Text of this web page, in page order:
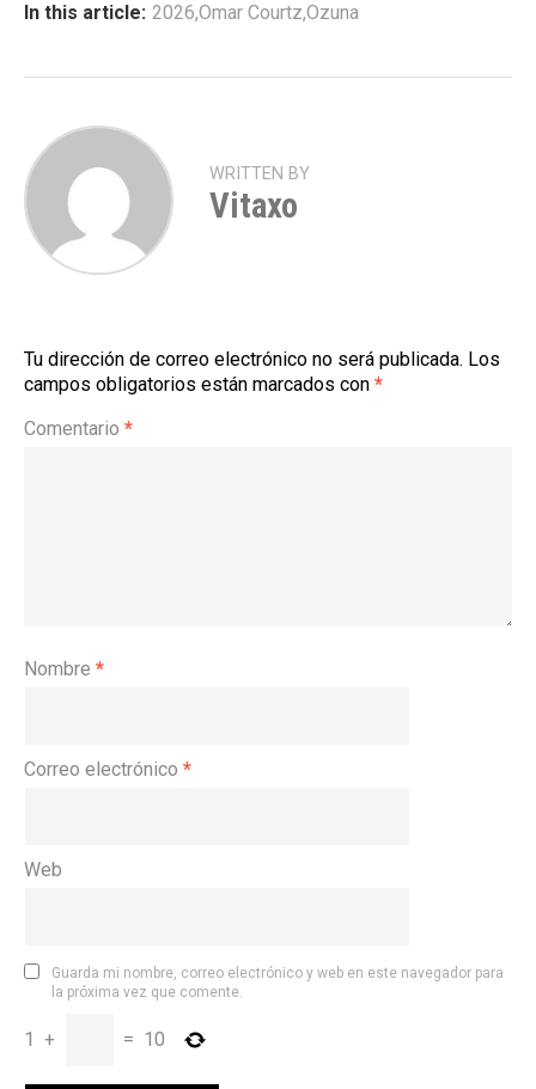
In this article: 2026,Omar Courtz,Ozuna
WRITTEN BY
Vitaxo
Tu dirección de correo electrónico no será publicada. Los
campos obligatorios están marcados con *
Comentario *
Nombre *
Correo electrónico *
Web
Guarda mi nombre, correo electrónico y web en este navegador para
la próxima vez que comente.
1 + = 10